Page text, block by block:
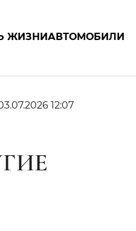
ЖИЗНИАВТОМОБИЛИ
12:07